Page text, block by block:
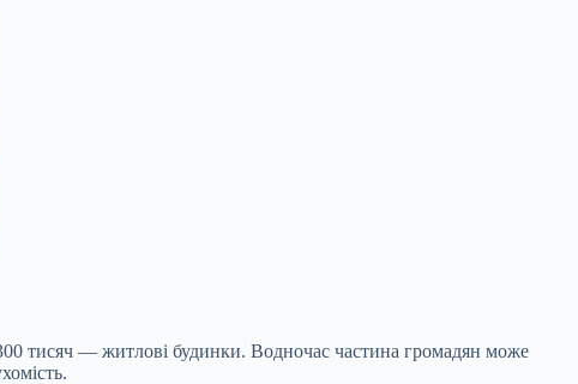
тисяч — житлові будинки. Водночас частина громадян може